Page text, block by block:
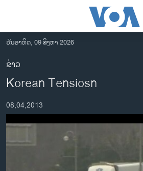
ເຂົ້າ
ຫາ
ຂ້າມ
ຂ້າມ
ໄປ
ຫາ
ຄົ້ນ
ອາເມຣິກາ
ການເລືອກຕັ້ງ ປະທານາທີບໍດີ ສະຫະລັດ 2024
ຂ່າວ​ຈີນ
ໂລກ
ວັນອາທິດ, 09 ສິງຫາ 2026
ຂ່າວ
Korean Tensiosn
08,04,2013